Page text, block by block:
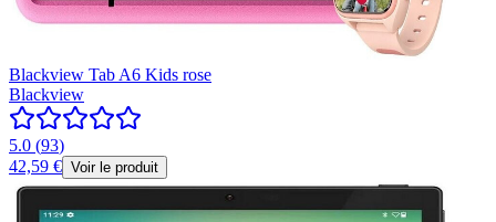
Blackview Tab A6 Kids rose
Blackview
5.0 (93)
42,59 € Voir le produit